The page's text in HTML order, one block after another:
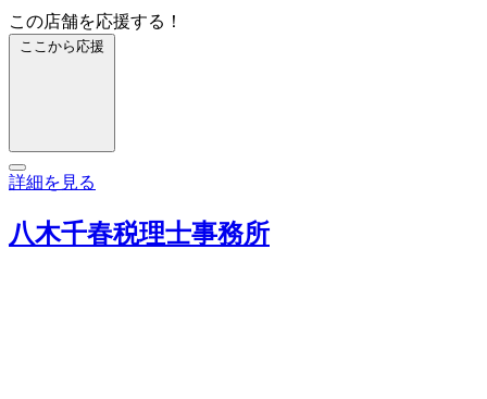
この店舗を応援する！
ここから応援
詳細を見る
八木千春税理士事務所